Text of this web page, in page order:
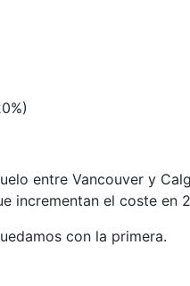
entre Vancouver y
el coste en
con la primera.